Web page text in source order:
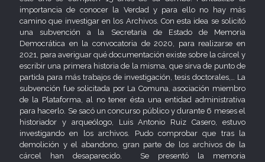
importancia de conocer la Verdad y para ello no hay más
camino que investigar en los Archivos. Con esta idea se solicitó
una subvención a la Secretaría de Estado de Memoria
Democrática en la convocatoria de 2020, para realizarse en
2021, para averiguar qué documentación existe sobre la cárcel y
escribir una primera historia de la misma, que sirva de punto de
partida para más trabajos de investigación, tesis doctorales,… La
subvención fue solicitada por La Comuna, asociación miembro
de la Plataforma, al no tener ésta una entidad administrativa
para hacerlo. Se sacó un concurso público y durante 6 meses el
historiador y arqueólogo, Luis Antonio Ruiz Casero, estuvo
investigando en los archivos. Pudo comprobar que tras la
demolición y el abandono, gran parte de los archivos de la
cárcel han desaparecido. Se presentó la memoria